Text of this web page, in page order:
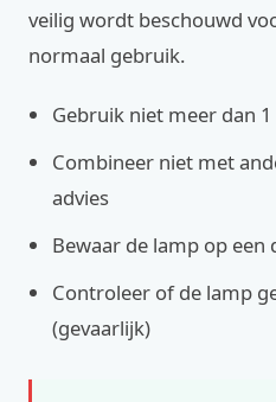
veilig wordt beschouwd
normaal gebruik.
Gebruik niet meer dan
Combineer niet met
advies
Bewaar de lamp op een
Controleer of de lamp
(gevaarlijk)